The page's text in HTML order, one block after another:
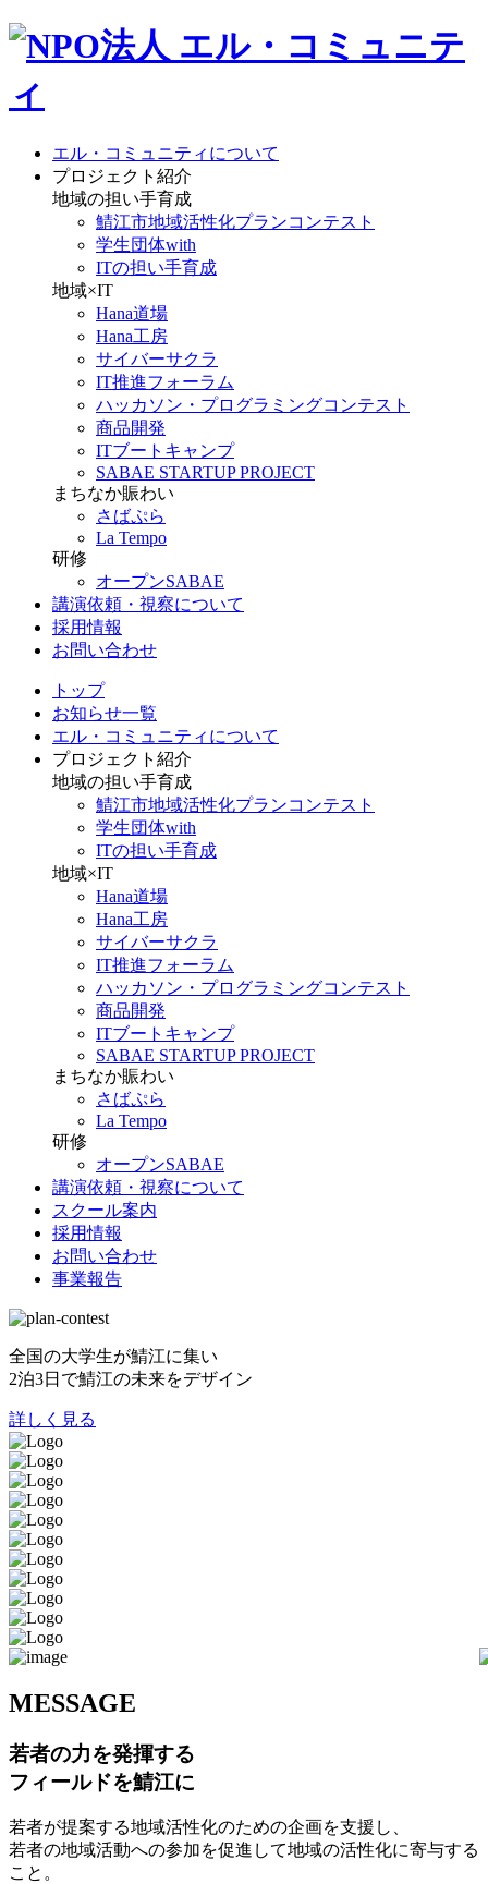
エル・コミュニティについて
プロジェクト紹介
地域の担い手育成
鯖江市地域活性化プランコンテスト
学生団体with
ITの担い手育成
地域×IT
Hana道場
Hana工房
サイバーサクラ
IT推進フォーラム
ハッカソン・プログラミングコンテスト
商品開発
ITブートキャンプ
SABAE STARTUP PROJECT
まちなか賑わい
さばぷら
La Tempo
研修
オープンSABAE
講演依頼・視察について
採用情報
お問い合わせ
トップ
お知らせ一覧
エル・コミュニティについて
プロジェクト紹介
地域の担い手育成
鯖江市地域活性化プランコンテスト
学生団体with
ITの担い手育成
地域×IT
Hana道場
Hana工房
サイバーサクラ
IT推進フォーラム
ハッカソン・プログラミングコンテスト
商品開発
ITブートキャンプ
SABAE STARTUP PROJECT
まちなか賑わい
さばぷら
La Tempo
研修
オープンSABAE
講演依頼・視察について
スクール案内
採用情報
お問い合わせ
事業報告
全国の大学生が鯖江に集い
2泊3日で鯖江の未来をデザイン
詳しく見る
MESSAGE
若者の力を発揮する
フィールドを鯖江に
若者が提案する地域活性化のための企画を支援し、
若者の地域活動への参加を促進して地域の活性化に寄与する
こと。